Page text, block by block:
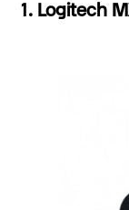
1. Logitech